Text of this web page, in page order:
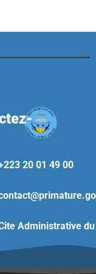
20 01 49 00
Administrative